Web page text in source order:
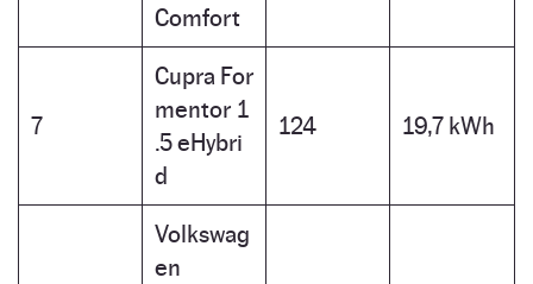
Comfort
7
Cupra For
mentor 1
.5 eHybri
d
124 19,7 kWh
Volkswag
en